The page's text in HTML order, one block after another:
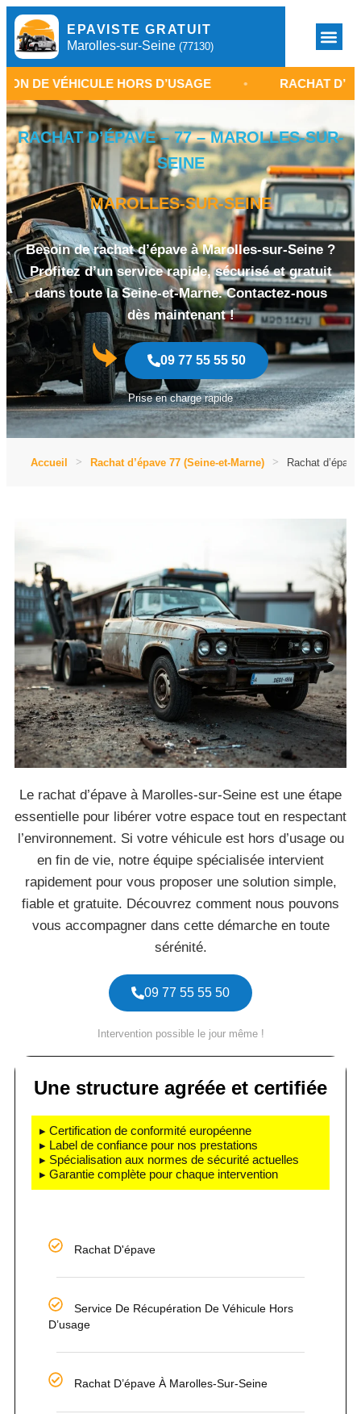
EPAVISTE GRATUIT
Marolles-sur-Seine (77130)
HORS D’USAGE • RACHAT D’ÉPAVE À
RACHAT D’ÉPAVE – 77 – MAROLLES-SUR-
SEINE
MAROLLES-SUR-SEINE
Besoin de rachat d’épave à Marolles-sur-Seine ?
Profitez d’un service rapide, sécurisé et gratuit
dans toute la Seine-et-Marne. Contactez-nous
dès maintenant !
09 77 55 55 50
Prise en charge rapide
Accueil Rachat d’épave 77 (Seine-et-Marne) Rachat
Le rachat d’épave à Marolles-sur-Seine est une étape
essentielle pour libérer votre espace tout en respectant
l’environnement. Si votre véhicule est hors d’usage ou
en fin de vie, notre équipe spécialisée intervient
rapidement pour vous proposer une solution simple,
fiable et gratuite. Découvrez comment nous pouvons
vous accompagner dans cette démarche en toute
sérénité.
09 77 55 55 50
Intervention possible le jour même !
Une structure agréée et certifiée
▸ Certification de conformité européenne
▸ Label de confiance pour nos prestations
▸ Spécialisation aux normes de sécurité actuelles
▸ Garantie complète pour chaque intervention
Rachat D'épave
Service De Récupération De Véhicule Hors
D’usage
Rachat D’épave À Marolles-Sur-Seine